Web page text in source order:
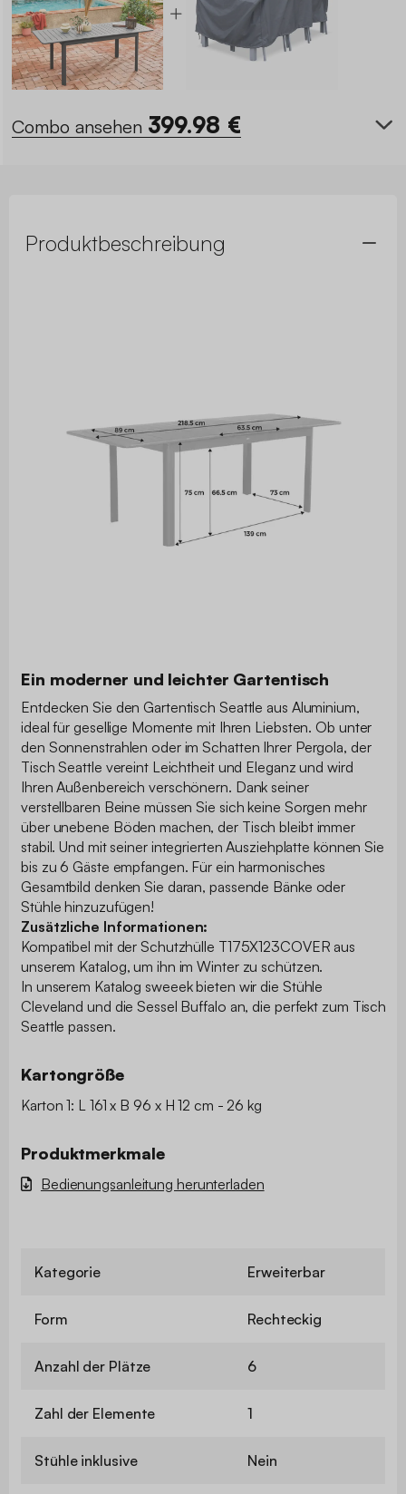
Combo ansehen 399.98 €
Produktbeschreibung
Ein moderner und leichter Gartentisch
Entdecken Sie den Gartentisch Seattle aus Aluminium,
ideal für gesellige Momente mit Ihren Liebsten. Ob unter
den Sonnenstrahlen oder im Schatten Ihrer Pergola, der
Tisch Seattle vereint Leichtheit und Eleganz und wird
Ihren Außenbereich verschönern. Dank seiner
verstellbaren Beine müssen Sie sich keine Sorgen mehr
über unebene Böden machen, der Tisch bleibt immer
stabil. Und mit seiner integrierten Ausziehplatte können Sie
bis zu 6 Gäste empfangen. Für ein harmonisches
Gesamtbild denken Sie daran, passende Bänke oder
Stühle hinzuzufügen!
Zusätzliche Informationen:
Kompatibel mit der Schutzhülle T175X123COVER aus
unserem Katalog, um ihn im Winter zu schützen.
In unserem Katalog sweeek bieten wir die Stühle
Cleveland und die Sessel Buffalo an, die perfekt zum Tisch
Seattle passen.
Kartongröße
Karton 1: L 161 x B 96 x H 12 cm - 26 kg
Produktmerkmale
Bedienungsanleitung herunterladen
Kategorie Erweiterbar
Form Rechteckig
Anzahl der Plätze 6
Zahl der Elemente 1
Stühle inklusive Nein